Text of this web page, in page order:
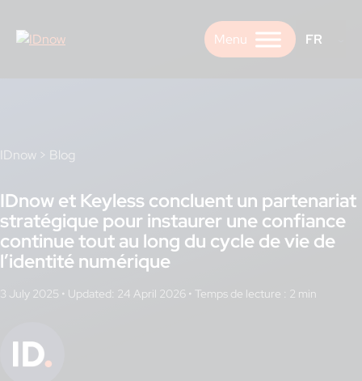
content
FR
IDnow > Blog
IDnow et Keyless concluent un partenariat
stratégique pour instaurer une confiance
continue tout au long du cycle de vie de
l’identité numérique
3 July 2025 • Updated: 24 April 2026 •